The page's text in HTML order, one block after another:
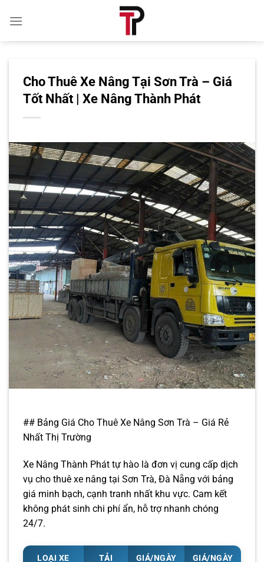
qua
Cho Thuê Xe Nâng Tại Sơn Trà – Giá
Tốt Nhất | Xe Nâng Thành Phát
## Bảng Giá Cho Thuê Xe Nâng Sơn Trà – Giá Rẻ
Nhất Thị Trường
Xe Nâng Thành Phát tự hào là đơn vị cung cấp dịch
vụ cho thuê xe nâng tại Sơn Trà, Đà Nẵng với bảng
giá minh bạch, cạnh tranh nhất khu vực. Cam kết
không phát sinh chi phí ẩn, hỗ trợ nhanh chóng
24/7.
LOẠI XE
TẢI
GIÁ/NGÀY
GIÁ/NGÀY